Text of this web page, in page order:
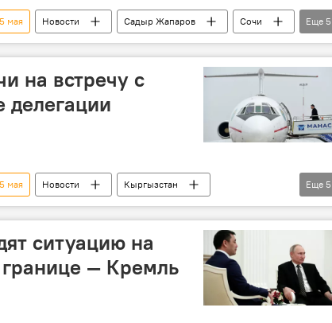
мая Новости Садыр Жапаров
Сочи
В мире Политика
Еще 5
на встречу с
делегации
мая Новости
Кыргызстан
делегация
Владимир Путин
Еще 5
ситуацию на
— Кремль